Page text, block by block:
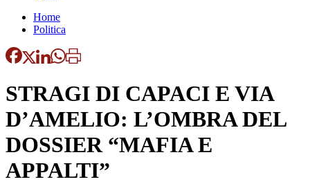
Home
Politica
STRAGI DI CAPACI E VIA
D’AMELIO: L’OMBRA DEL
DOSSIER “MAFIA E
APPALTI”